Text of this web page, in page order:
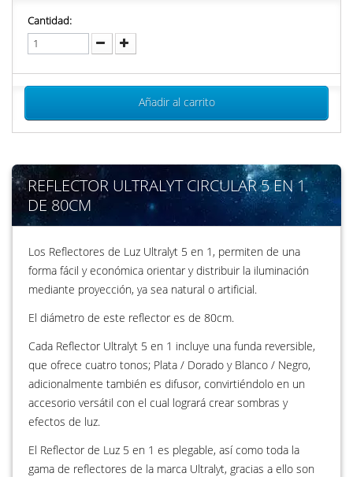
Cantidad:
Añadir al carrito
REFLECTOR ULTRALYT CIRCULAR 5 EN 1
DE 80CM
Los Reflectores de Luz Ultralyt 5 en 1, permiten de una
forma fácil y económica orientar y distribuir la iluminación
mediante proyección, ya sea natural o artificial.
El diámetro de este reflector es de 80cm.
Cada Reflector Ultralyt 5 en 1 incluye una funda reversible,
que ofrece cuatro tonos; Plata / Dorado y Blanco / Negro,
adicionalmente también es difusor, convirtiéndolo en un
accesorio versátil con el cual logrará crear sombras y
efectos de luz.
El Reflector de Luz 5 en 1 es plegable, así como toda la
gama de reflectores de la marca Ultralyt, gracias a ello son